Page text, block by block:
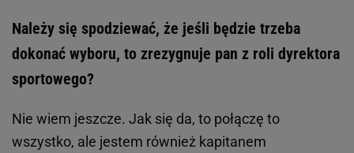
Należy się spodziewać, że jeśli będzie trzeba
dokonać wyboru, to zrezygnuje pan z roli dyrektora
sportowego?
Nie wiem jeszcze. Jak się da, to połączę to
wszystko, ale jestem również kapitanem